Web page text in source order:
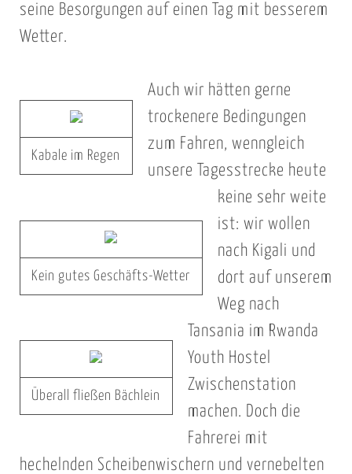
seine Besorgungen auf einen Tag mit besserem
Wetter.
Kabale im Regen
Kein gutes Geschäfts-Wetter
Überall fließen Bächlein
Auch wir hätten gerne
trockenere Bedingungen
zum Fahren, wenngleich
unsere Tagesstrecke heute
keine sehr weite
ist: wir wollen
nach Kigali und
dort auf unserem
Weg nach
Tansania im Rwanda
Youth Hostel
Zwischenstation
machen. Doch die
Fahrerei mit
hechelnden Scheibenwischern und vernebelten